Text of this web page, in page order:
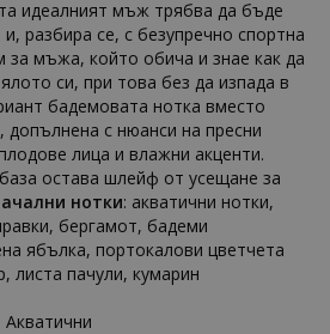
идеалният мъж трябва да бъде
разбира се, с безупречно спортна
мъжа, който обича и знае как да
си, при това без да изпада в
бадемовата нотка вместо
допълнена с нюанси на пресни
лица и влажни акценти.
остава шлейф от усещане за
нотки: акватични нотки,
бергамот, бадеми
ябълка, портокалови цветчета
листа пачули, кумарин